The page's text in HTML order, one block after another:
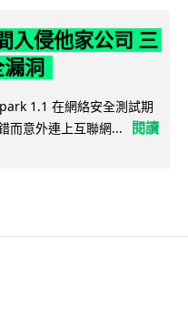
入侵他家公司 三
洞
1.1 在網絡安全測試期
而意外連上互聯網...
閱讀